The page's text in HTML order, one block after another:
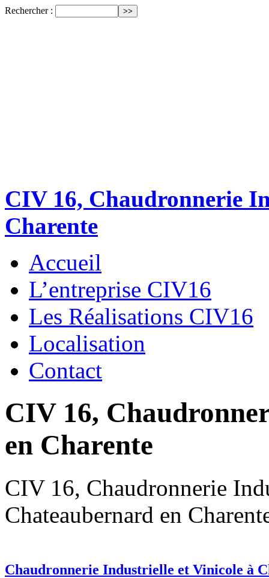
Rechercher :
CIV 16, Chaudronnerie
Charente
Accueil
L’entreprise CIV16
Les Réalisations CIV16
Localisation
Contact
CIV 16,
en Charente
CIV 16, Chaudronnerie
Chateaubernard en
Chaudronnerie Industrielle et Vinicole à